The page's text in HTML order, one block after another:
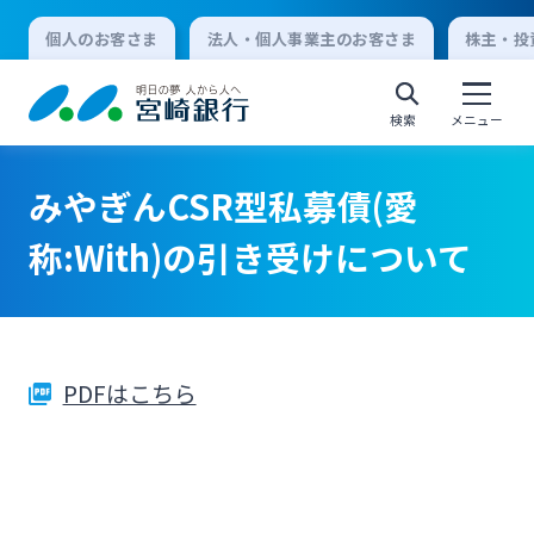
個人のお客さま 法人・個人事業主のお客さま 株主・
検索 メニュー
個人向けインターネットバンキング
ログオン
法人向けインターネットバンキング
みやぎんCSR型私募債(愛
称:With)の引き受けについて
PDFはこちら